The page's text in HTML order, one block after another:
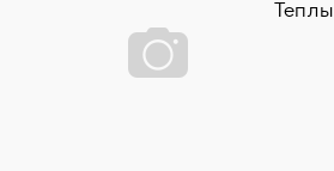
НАДДВЕРНЫЕ